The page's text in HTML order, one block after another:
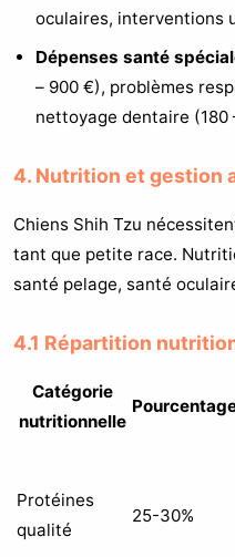
oculaires, interventions
Dépenses santé
– 900 €), problèmes
nettoyage dentaire (180
4. Nutrition et gestion
Chiens Shih Tzu
tant que petite race.
santé pelage, santé
4.1 Répartition
Catégorie
nutritionnelle
Protéines
qualité
25-30%